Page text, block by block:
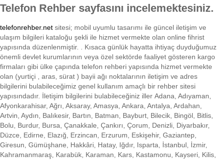
Telefon Rehber sayfasını incelemektesiniz.
telefonrehber.net sitesi; mobil uyumlu tasarımı ile güncel iletişim ve
ulaşım bilgileri kataloğu şekli ile hizmet vermekte olan online fihrist
yapısında düzenlenmiştir. . Kısaca günlük hayatta ihtiyaç duyduğumuz
önemli devlet kurumlarının veya özel sektörde faaliyet gösteren kargo
firmaları gibi ülke çapında telefon rehberi yapısında hizmet vermekte
olan (yurtiçi , aras, sürat ) bayii ağı noktalarının iletişim ve adres
bilgilerini bulabileceğimiz genel kullanım amaçlı bir rehber sitesi
yapısındadır. İletişim bilgilerini bulabileceğiniz iller Adana, Adıyaman,
Afyonkarahisar, Ağrı, Aksaray, Amasya, Ankara, Antalya, Ardahan,
Artvin, Aydın, Balıkesir, Bartın, Batman, Bayburt, Bilecik, Bingöl, Bitlis,
Bolu, Burdur, Bursa, Çanakkale, Çankırı, Çorum, Denizli, Diyarbakır,
Düzce, Edirne, Elazığ, Erzincan, Erzurum, Eskişehir, Gaziantep,
Giresun, Gümüşhane, Hakkâri, Hatay, Iğdır, Isparta, İstanbul, İzmir,
Kahramanmaraş, Karabük, Karaman, Kars, Kastamonu, Kayseri, Kilis,